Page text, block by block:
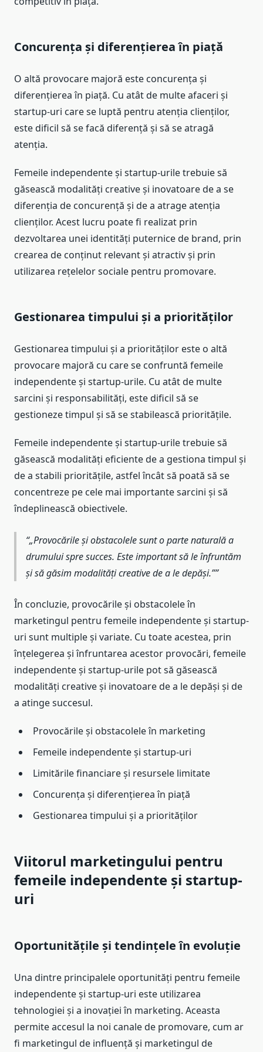
Concurența și diferențierea în piață
O altă provocare majoră este concurența și
diferențierea în piață. Cu atât de multe afaceri și
startup-uri care se luptă pentru atenția clienților,
este dificil să se facă diferență și să se atragă
atenția.
Femeile independente și startup-urile trebuie să
găsească modalități creative și inovatoare de a se
diferenția de concurență și de a atrage atenția
clienților. Acest lucru poate fi realizat prin
dezvoltarea unei identități puternice de brand, prin
crearea de conținut relevant și atractiv și prin
utilizarea rețelelor sociale pentru promovare.
Gestionarea timpului și a priorităților
Gestionarea timpului și a priorităților este o altă
provocare majoră cu care se confruntă femeile
independente și startup-urile. Cu atât de multe
sarcini și responsabilități, este dificil să se
gestioneze timpul și să se stabilească prioritățile.
Femeile independente și startup-urile trebuie să
găsească modalități eficiente de a gestiona timpul și
de a stabili prioritățile, astfel încât să poată să se
concentreze pe cele mai importante sarcini și să
îndeplinească obiectivele.
„Provocările și obstacolele sunt o parte naturală a
drumului spre succes. Este important să le înfruntăm
și să găsim modalități creative de a le depăși.”
În concluzie, provocările și obstacolele în
marketingul pentru femeile independente și startup-
uri sunt multiple și variate. Cu toate acestea, prin
înțelegerea și înfruntarea acestor provocări, femeile
independente și startup-urile pot să găsească
modalități creative și inovatoare de a le depăși și de
a atinge succesul.
Provocările și obstacolele în marketing
Femeile independente și startup-uri
Limitările financiare și resursele limitate
Concurența și diferențierea în piață
Gestionarea timpului și a priorităților
Viitorul marketingului pentru
femeile independente și startup-
uri
Oportunitățile și tendințele în evoluție
Una dintre principalele oportunități pentru femeile
independente și startup-uri este utilizarea
tehnologiei și a inovației în marketing. Aceasta
permite accesul la noi canale de promovare, cum ar
fi marketingul de influență și marketingul de